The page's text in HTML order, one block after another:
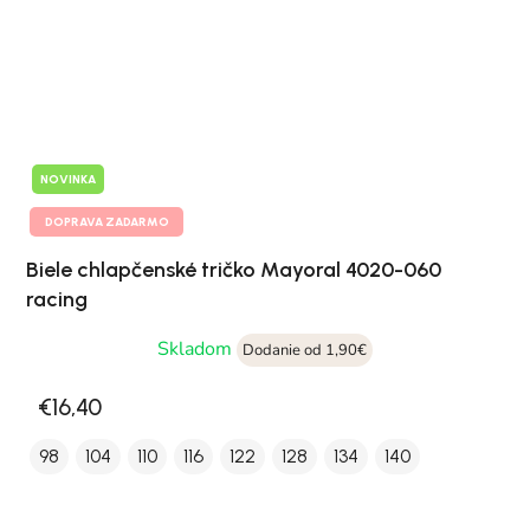
NOVINKA
DOPRAVA ZADARMO
Biele chlapčenské tričko Mayoral 4020-060
racing
Skladom
Dodanie od 1,90€
€16,40
98 104 110 116 122 128 134 140